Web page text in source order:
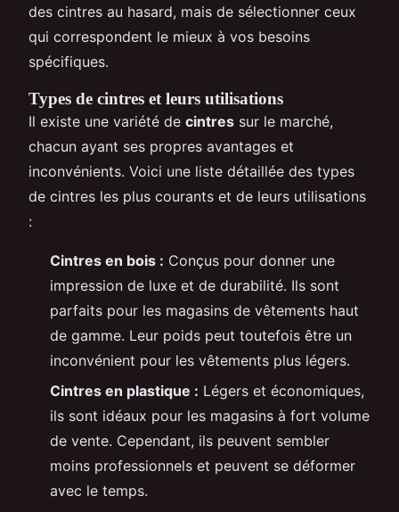
des cintres au hasard, mais de sélectionner ceux
qui correspondent le mieux à vos besoins
spécifiques.
Types de cintres et leurs utilisations
Il existe une variété de cintres sur le marché,
chacun ayant ses propres avantages et
inconvénients. Voici une liste détaillée des types
de cintres les plus courants et de leurs utilisations
:
Cintres en bois : Conçus pour donner une
impression de luxe et de durabilité. Ils sont
parfaits pour les magasins de vêtements haut
de gamme. Leur poids peut toutefois être un
inconvénient pour les vêtements plus légers.
Cintres en plastique : Légers et économiques,
ils sont idéaux pour les magasins à fort volume
de vente. Cependant, ils peuvent sembler
moins professionnels et peuvent se déformer
avec le temps.